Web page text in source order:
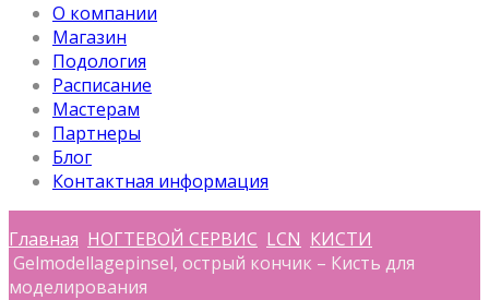
О компании
Магазин
Подология
Расписание
Мастерам
Партнеры
Блог
Контактная информация
Главная НОГТЕВОЙ СЕРВИС LCN КИСТИ
Gelmodellagepinsel, острый кончик – Кисть для
моделирования